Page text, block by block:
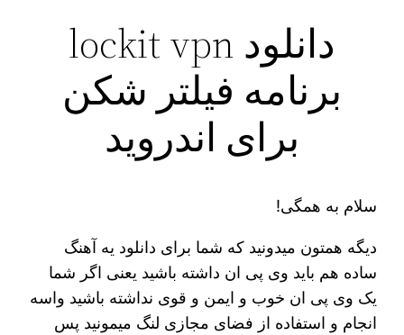
دانلود lockit vpn
برنامه فیلتر شکن
برای اندروید
سلام به همگی!
دیگه همتون میدونید که شما برای دانلود یه آهنگ
ساده هم باید وی پی ان داشته باشید یعنی اگر شما
یک وی پی ان خوب و ایمن و قوی نداشته باشید واسه
انجام و استفاده از فضای مجازی لنگ میمونید پس